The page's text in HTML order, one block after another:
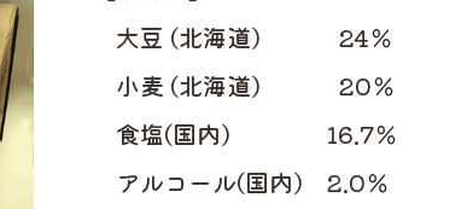
大豆 (北海道) 24％
小麦 (北海道) 20％
食塩(国内) 16.7％
アルコール(国内) 2.0％